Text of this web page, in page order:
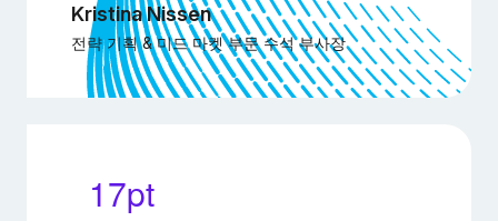
Kristina Nissen
전략 기획 & 미드 마켓 부문 수석 부사장
17pt